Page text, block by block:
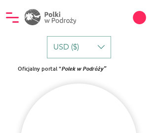
Oficjalny portal "Polek w Podróży"
USD ($)